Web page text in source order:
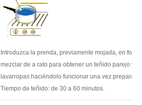
Introduzca la prenda, previamente mojada, en
mezclar de a rato para obtener un teñido parejo y
lavarropas haciéndolo funcionar una vez
Tiempo de teñido: de 30 a 60 minutos.